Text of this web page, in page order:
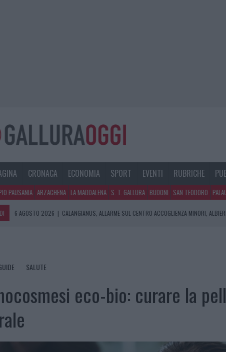
CRONACA ECONOMIA SPORT EVENTI RUBRICHE
PAUSANIA ARZACHENA LA MADDALENA S. T. GALLURA BUDONI SAN TEODORO
6 AGOSTO 2026 | CALANGIANUS, ALLARME SUL CENTRO ACCOGLIENZA MINORI,
LASER NON INVASIVI
2026 | ANDREA MURA CONQUISTA PALAU: GRANDE PARTECIPAZIONE PER IL SUO
SALUTE
eco-bio: curare la